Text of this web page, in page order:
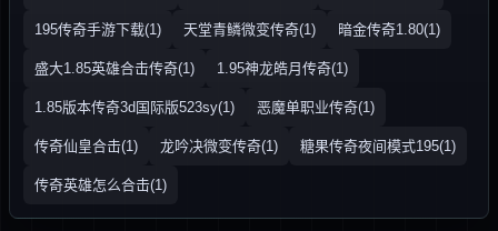
195传奇手游下载(1) 天堂青鳞微变传奇(1) 暗金传奇1.80(1)
盛大1.85英雄合击传奇(1) 1.95神龙皓月传奇(1)
1.85版本传奇3d国际版523sy(1) 恶魔单职业传奇(1)
传奇仙皇合击(1) 龙吟决微变传奇(1) 糖果传奇夜间模式195(1)
传奇英雄怎么合击(1)